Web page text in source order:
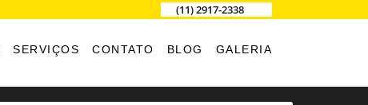
(11) 2917-2338
SERVIÇOS CONTATO BLOG GALERIA